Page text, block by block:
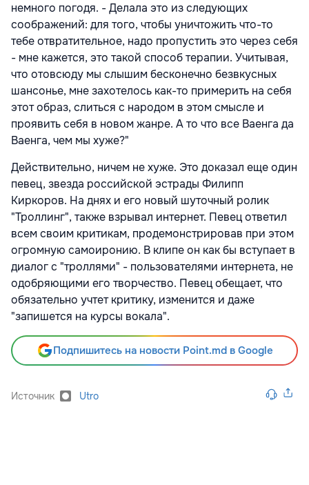
немного погодя. - Делала это из следующих
соображений: для того, чтобы уничтожить что-то
тебе отвратительное, надо пропустить это через себя
- мне кажется, это такой способ терапии. Учитывая,
что отовсюду мы слышим бесконечно безвкусных
шансонье, мне захотелось как-то примерить на себя
этот образ, слиться с народом в этом смысле и
проявить себя в новом жанре. А то что все Ваенга да
Ваенга, чем мы хуже?"
Действительно, ничем не хуже. Это доказал еще один
певец, звезда российской эстрады Филипп
Киркоров. На днях и его новый шуточный ролик
"Троллинг", также взрывал интернет. Певец ответил
всем своим критикам, продемонстрировав при этом
огромную самоиронию. В клипе он как бы вступает в
диалог с "троллями" - пользователями интернета, не
одобряющими его творчество. Певец обещает, что
обязательно учтет критику, изменится и даже
"запишется на курсы вокала".
Подпишитесь на новости Point.md в Google
Источник Utro